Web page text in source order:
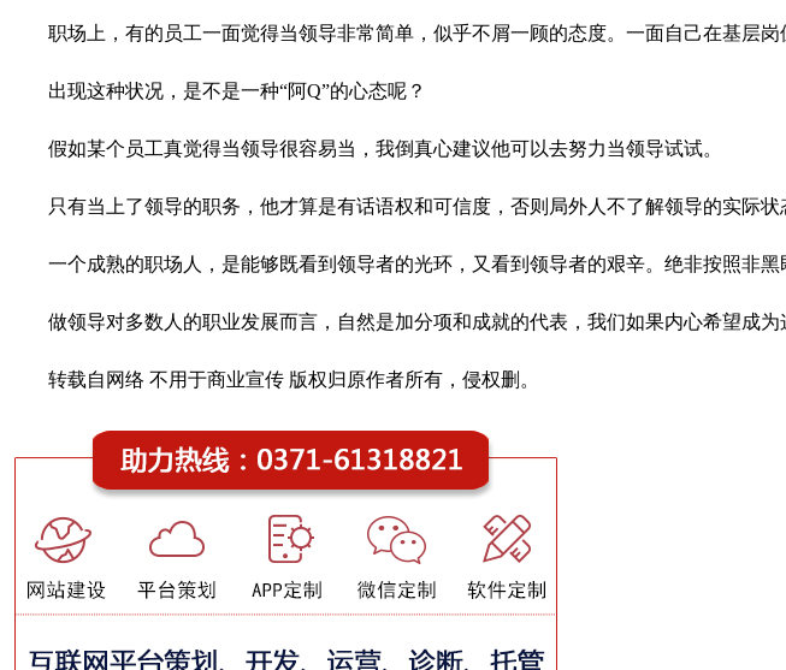
职场上，有的员工一面觉得当领导非常简单，似乎不屑一顾的态度。一面自己在基层岗
出现这种状况，是不是一种“阿Q”的心态呢？
假如某个员工真觉得当领导很容易当，我倒真心建议他可以去努力当领导试试。
只有当上了领导的职务，他才算是有话语权和可信度，否则局外人不了解领导的实际
一个成熟的职场人，是能够既看到领导者的光环，又看到领导者的艰辛。绝非按照非黑
做领导对多数人的职业发展而言，自然是加分项和成就的代表，我们如果内心希望成
转载自网络 不用于商业宣传 版权归原作者所有，侵权删。